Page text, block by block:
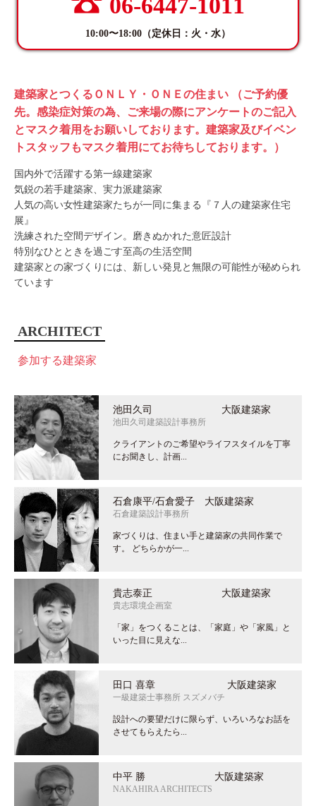
10:00〜18:00（定休日：火・水）
建築家とつくるＯＮＬＹ・ＯＮＥの住まい （ご予約優
先。感染症対策の為、ご来場の際にアンケートのご記入
とマスク着用をお願いしております。建築家及びイベン
トスタッフもマスク着用にてお待ちしております。）
国内外で活躍する第一線建築家
気鋭の若手建築家、実力派建築家
人気の高い女性建築家たちが一同に集まる『７人の建築家住宅
展』
洗練された空間デザイン。磨きぬかれた意匠設計
特別なひとときを過ごす至高の生活空間
建築家との家づくりには、新しい発見と無限の可能性が秘められ
ています
ARCHITECT
参加する建築家
池田久司 大阪建築家
池田久司建築設計事務所
クライアントのご希望やライフスタイルを丁寧
にお聞きし、計画...
石倉康平/石倉愛子 大阪建築家
石倉建築設計事務所
家づくりは、住まい手と建築家の共同作業で
す。 どちらかが一...
貴志泰正 大阪建築家
貴志環境企画室
「家」をつくることは、「家庭」や「家風」と
いった目に見えな...
田口 喜章 大阪建築家
一級建築士事務所 スズメバチ
設計への要望だけに限らず、いろいろなお話を
させてもらえたら...
中平 勝 大阪建築家
NAKAHIRA ARCHITECTS